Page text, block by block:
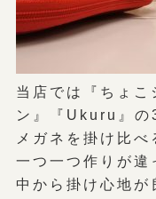
当店では『ちょこ
ン』『Ukuru』の
メガネを掛け比べ
一つ一つ作りが違
中から掛け心地が